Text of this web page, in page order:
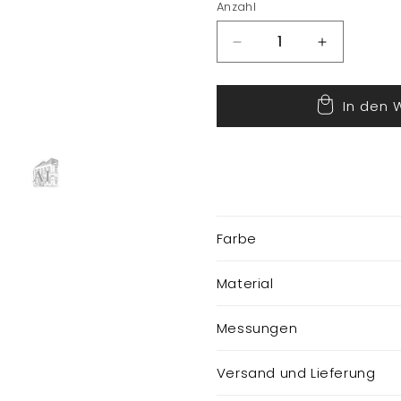
Anzahl
Verringere
die
Menge
Tannenzapfen
Erhöhe
die
Menge
für In den
Farbe
Material
Messungen
Versand und Lieferung